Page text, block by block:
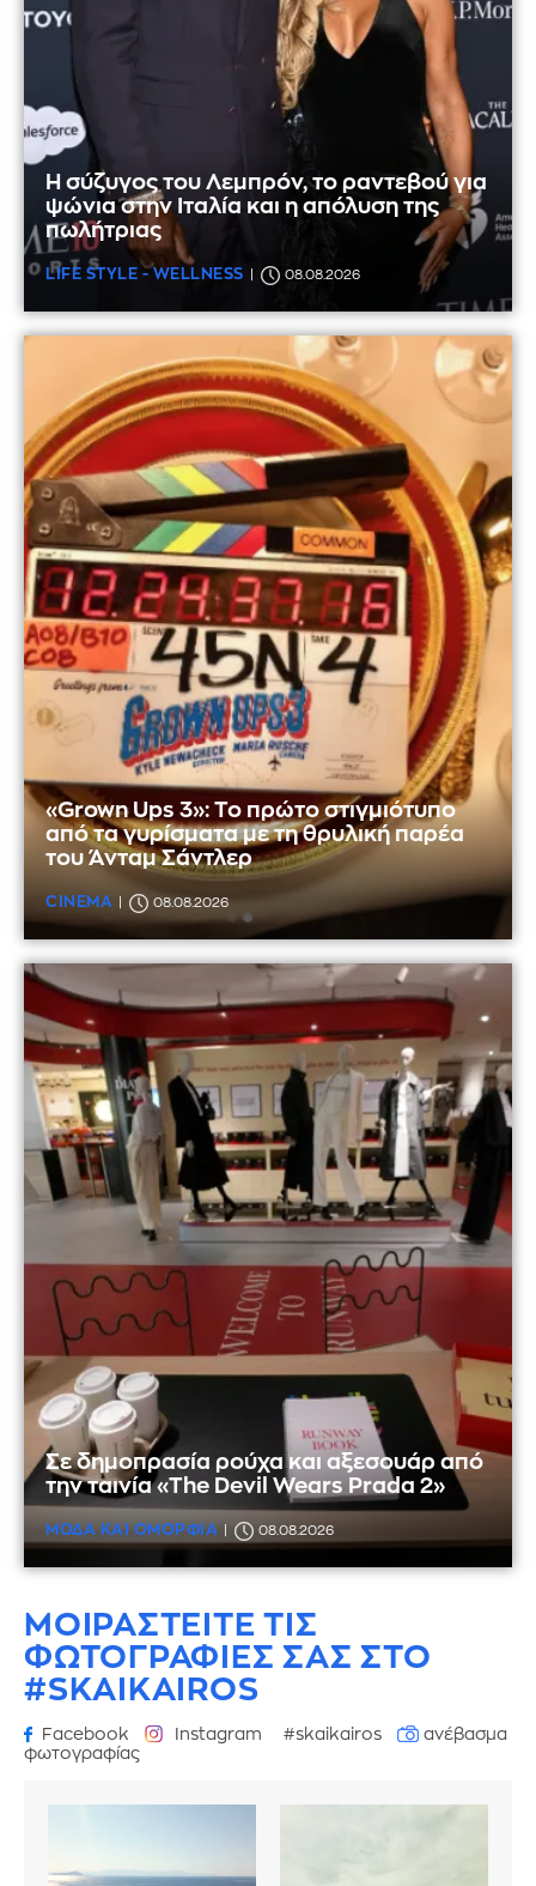
Η σύζυγος του Λεμπρόν, το ραντεβού για
ψώνια στην Ιταλία και η απόλυση της
πωλήτριας
LIFE STYLE - WELLNESS 08.08.2026
«Grown Ups 3»: Το πρώτο στιγμιότυπο
από τα γυρίσματα με τη θρυλική παρέα
του Άνταμ Σάντλερ
CINEMA 08.08.2026
Σε δημοπρασία ρούχα και αξεσουάρ από
την ταινία «The Devil Wears Prada 2»
ΜΟΔΑ ΚΑΙ ΟΜΟΡΦΙΑ 08.08.2026
ΜΟΙΡΑΣΤΕΙΤΕ ΤΙΣ
ΦΩΤΟΓΡΑΦΙΕΣ ΣΑΣ ΣΤΟ
#SKAIKAIROS
Facebook Instagram #skaikairos
ανέβασμα
φωτογραφίας